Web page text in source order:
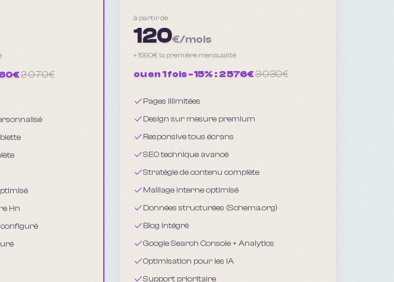
€2 070€
Hn
configuré
à partir de
120€/mois
+1590€ la première mensualité
ou en 1 fois -15% : 2 576€3 030€
Pages illimitées
Design sur mesure premium
Responsive tous écrans
SEO technique avancé
Stratégie de contenu complète
Maillage interne optimisé
Données structurées (Schema.org)
Blog intégré
Google Search Console + Analytics
Optimisation pour les IA
Support prioritaire